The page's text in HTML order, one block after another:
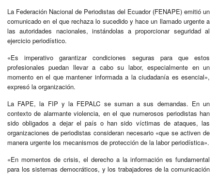
La Federación Nacional de Periodistas del Ecuador (FENAPE) emitió un
comunicado en el que rechaza lo sucedido y hace un llamado urgente a
las autoridades nacionales, instándolas a proporcionar seguridad al
ejercicio periodístico.
«Es imperativo garantizar condiciones seguras para que estos
profesionales puedan llevar a cabo su labor, especialmente en un
momento en el que mantener informada a la ciudadanía es esencial»,
expresó la organización.
La FAPE, la FIP y la FEPALC se suman a sus demandas. En un
contexto de alarmante violencia, en el que numerosos periodistas han
sido obligados a dejar el país o han sido víctimas de ataques, las
organizaciones de periodistas consideran necesario «que se activen de
manera urgente los mecanismos de protección de la labor periodística».
«En momentos de crisis, el derecho a la información es fundamental
para los sistemas democráticos, y los trabajadores de la comunicación